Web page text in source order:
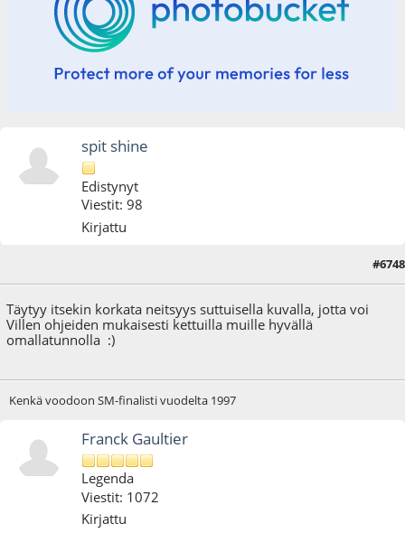
spit shine
Edistynyt
Viestit: 98
Kirjattu
#6748
Täytyy itsekin korkata neitsyys suttuisella kuvalla, jotta voi
Villen ohjeiden mukaisesti kettuilla muille hyvällä
omallatunnolla :)
Kenkä voodoon SM-finalisti vuodelta 1997
Franck Gaultier
Legenda
Viestit: 1072
Kirjattu